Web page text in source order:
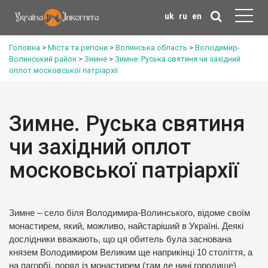
uk ru en
Головна > Міста та регіони > Волинська область > Володимир-
Волинський район > Зимне > Зимне. Руська святиня чи західний
оплот московської патріархії
Зимне. Руська святиня
чи західний оплот
московської патріархії
Зимне – село біля Володимира-Волинського, відоме своїм
монастирем, який, можливо, найстаріший в Україні. Деякі
дослідники вважають, що ця обитель була заснована
князем Володимиром Великим ще наприкінці 10 століття, а
на пагорбі, поряд із монастирем (там де нині городище)